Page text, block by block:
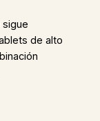
sigue
de alto